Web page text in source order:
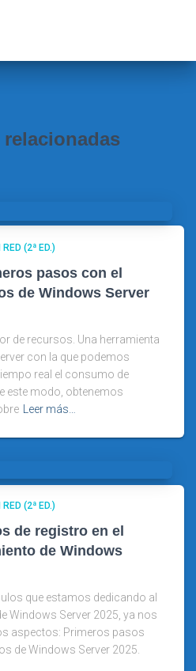
(2ª ED.)
pasos con el
de Windows Server
de recursos. Una herramienta
con la que podemos
real el consumo de
este modo, obtenemos
Leer más…
(2ª ED.)
de registro en el
de Windows
que estamos dedicando al
Windows Server 2025, ya nos
aspectos: Primeros pasos
de Windows Server 2025.